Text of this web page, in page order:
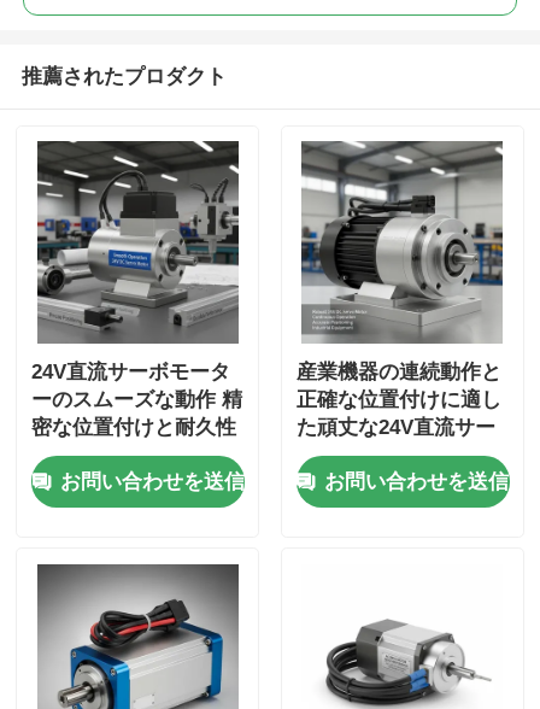
推薦されたプロダクト
24V直流サーボモータ
ーのスムーズな動作 精
密な位置付けと耐久性
のあるパフォーマンス
を提供する CNCアプ
リケーションに適した
お問い合わせを送信
産業機器の連続動作と
正確な位置付けに適し
た頑丈な24V直流サー
ボモーター
お問い合わせを送信